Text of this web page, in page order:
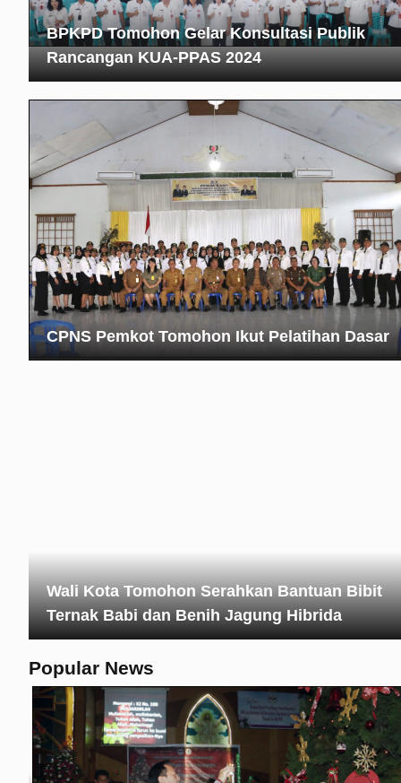
Popular News
BPKPD Tomohon Gelar Konsultasi Publik
Rancangan KUA-PPAS 2024
CPNS Pemkot Tomohon Ikut Pelatihan Dasar
Wali Kota Tomohon Serahkan Bantuan Bibit
Ternak Babi dan Benih Jagung Hibrida